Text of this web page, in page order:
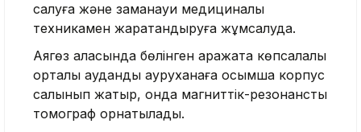
салуға және заманауи медициналық
техникамен жарақтандыруға жұмсалуда.
Аягөз қаласында бөлінген қаражатқа көпсалалы
орталық аудандық ауруханаға қосымша корпус
салынып жатыр, онда магниттік-резонанстық
томограф орнатылады.